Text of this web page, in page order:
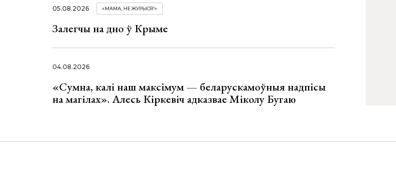
05.08.2026 «МАМА, НЕ ЖУРЫСЯ!»
Залегчы на дно ў Крыме
04.08.2026
«Сумна, калі наш максімум — беларускамоўныя надпісы
на магілах». Алесь Кіркевіч адказвае Міколу Бугаю